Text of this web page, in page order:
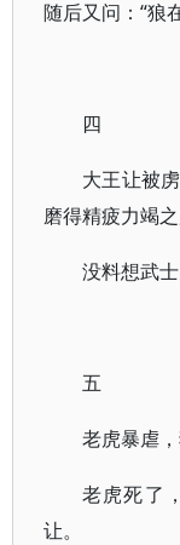
随后又问：“狼
四
大王让被
磨得精疲力竭
没料想武
五
老虎暴虐
老虎死了
让。